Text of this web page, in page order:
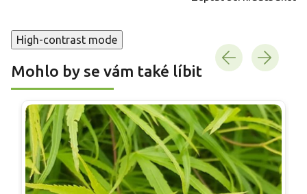
High-contrast mode
Mohlo by se vám také líbit